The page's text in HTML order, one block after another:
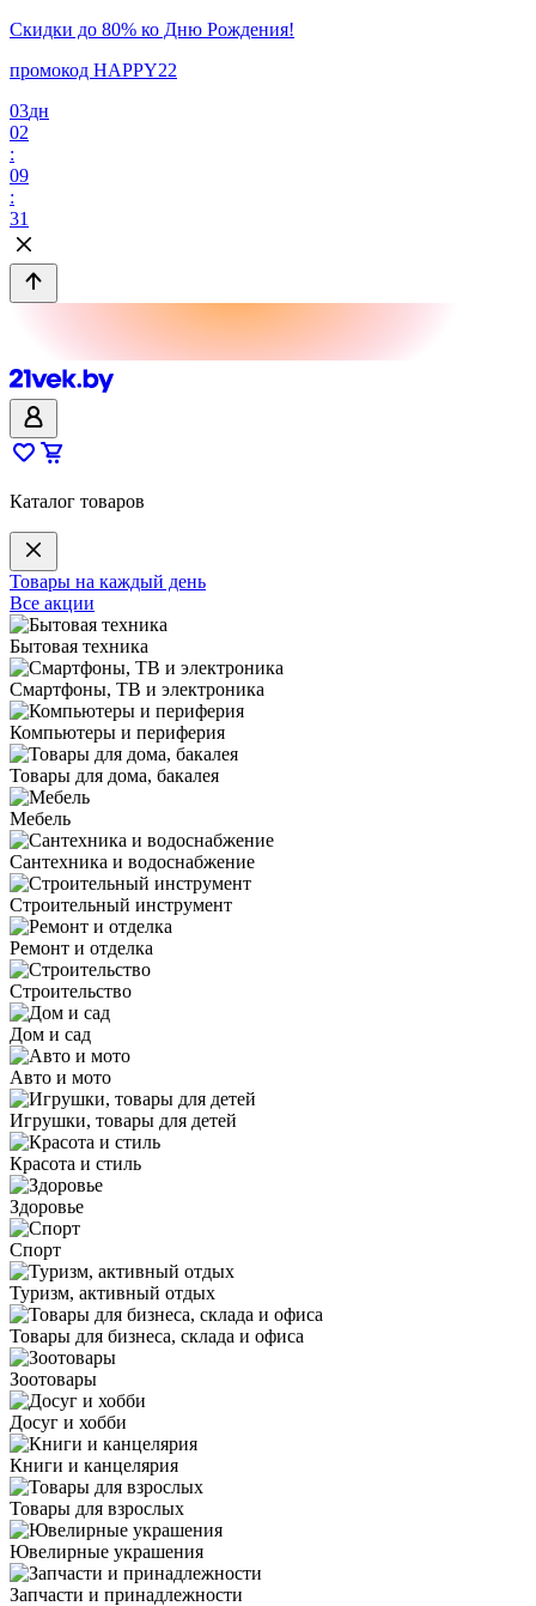
Скидки до 80% ко Дню Рождения!
промокод HAPPY22
03дн
02
:
09
:
31
Каталог товаров
Товары на каждый день
Все акции
Бытовая техника
Смартфоны, ТВ и электроника
Компьютеры и периферия
Товары для дома, бакалея
Мебель
Сантехника и водоснабжение
Строительный инструмент
Ремонт и отделка
Строительство
Дом и сад
Авто и мото
Игрушки, товары для детей
Красота и стиль
Здоровье
Спорт
Туризм, активный отдых
Товары для бизнеса, склада и офиса
Зоотовары
Досуг и хобби
Книги и канцелярия
Товары для взрослых
Ювелирные украшения
Запчасти и принадлежности